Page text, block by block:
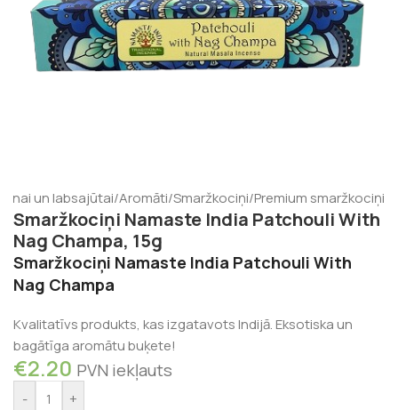
un labsajūtai/Aromāti/Smaržkociņi/Premium smaržkociņi
Smaržkociņi Namaste India Patchouli With
Nag Champa, 15g
Smaržkociņi Namaste India Patchouli With
Nag Champa
Kvalitatīvs produkts, kas izgatavots Indijā. Eksotiska un
bagātīga aromātu buķete!
€2.20 PVN iekļauts
- +